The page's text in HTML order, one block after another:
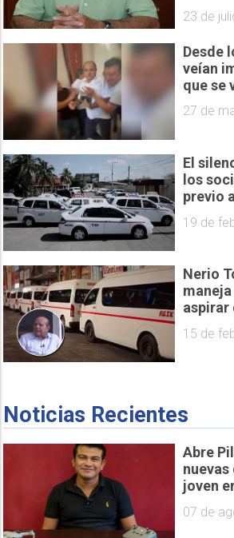
23 de
Desde
veían
que se
27 de
El
los
previo
19 de
Nerio
aspirar
15 de
Noticias Recientes
Abre
joven
07 de